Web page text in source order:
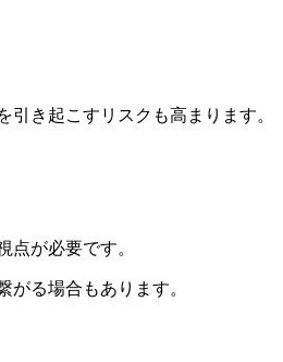
き起こすリスクも高まります。
が必要です。
る場合もあります。